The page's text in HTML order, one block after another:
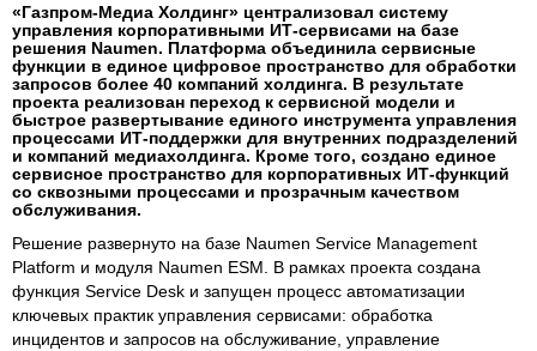
«Газпром-Медиа Холдинг» централизовал систему
управления корпоративными ИТ-сервисами на базе
решения Naumen. Платформа объединила сервисные
функции в единое цифровое пространство для обработки
запросов более 40 компаний холдинга. В результате
проекта реализован переход к сервисной модели и
быстрое развертывание единого инструмента управления
процессами ИТ-поддержки для внутренних подразделений
и компаний медиахолдинга. Кроме того, создано единое
сервисное пространство для корпоративных ИТ-функций
со сквозными процессами и прозрачным качеством
обслуживания.
Решение развернуто на базе Naumen Service Management
Platform и модуля Naumen ESM. В рамках проекта создана
функция Service Desk и запущен процесс автоматизации
ключевых практик управления сервисами: обработка
инцидентов и запросов на обслуживание, управление